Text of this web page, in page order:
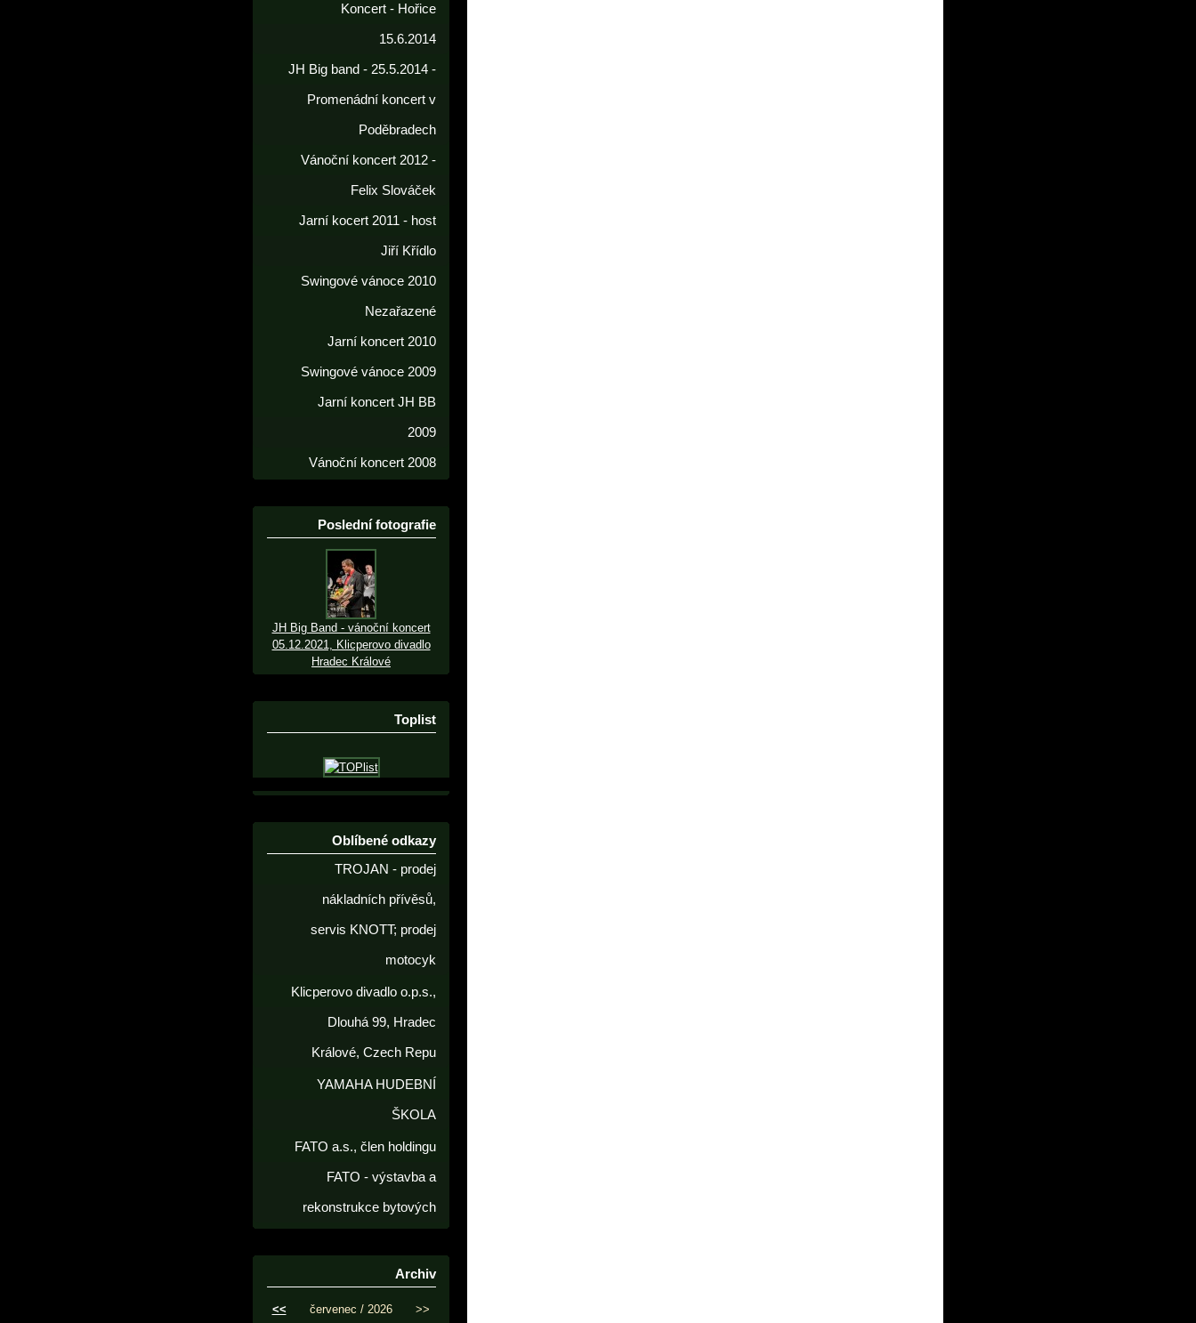
Koncert - Hořice
15.6.2014
JH Big band - 25.5.2014 -
Promenádní koncert v
Poděbradech
Vánoční koncert 2012 -
Felix Slováček
Jarní kocert 2011 - host
Jiří Křídlo
Swingové vánoce 2010
Nezařazené
Jarní koncert 2010
Swingové vánoce 2009
Jarní koncert JH BB
2009
Vánoční koncert 2008
Poslední fotografie
JH Big Band - vánoční koncert
05.12.2021, Klicperovo divadlo
Hradec Králové
Toplist
Oblíbené odkazy
TROJAN - prodej
nákladních přívěsů,
servis KNOTT; prodej
motocyk
Klicperovo divadlo o.p.s.,
Dlouhá 99, Hradec
Králové, Czech Repu
YAMAHA HUDEBNÍ
ŠKOLA
FATO a.s., člen holdingu
FATO - výstavba a
rekonstrukce bytových
Archiv
<< červenec / 2026 >>